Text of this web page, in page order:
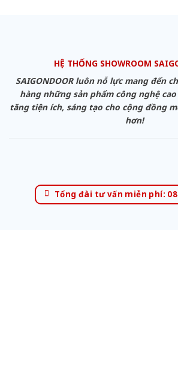
HỆ THỐNG SHOWROOM
SAIGONDOOR luôn nỗ lực mang đến
hàng những sản phẩm công nghệ
tăng tiện ích, sáng tạo cho cộng đồng
hơn!
Tổng đài tư vấn miễn phí: